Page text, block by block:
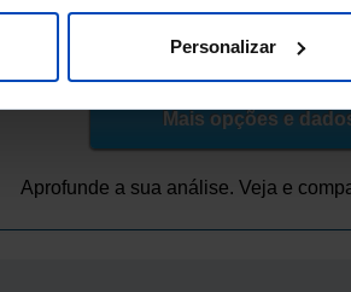
Personalizar
Mais opções e
Aprofunde a sua análise. Veja e